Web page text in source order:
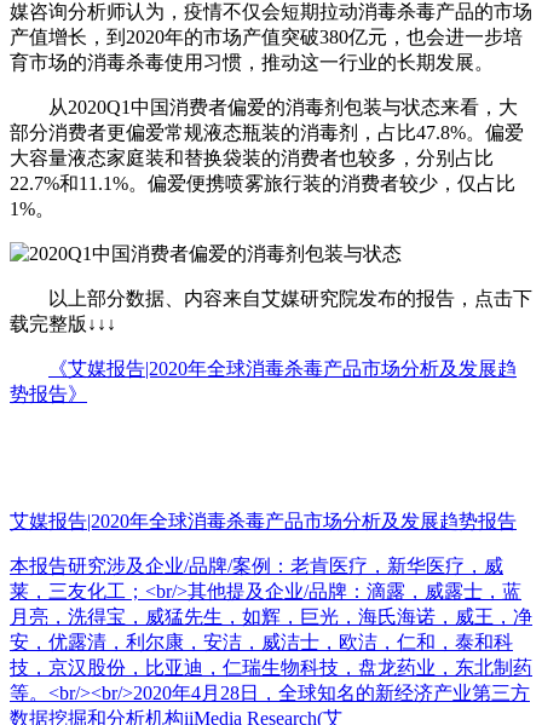
媒咨询分析师认为，疫情不仅会短期拉动消毒杀毒产品的市场
产值增长，到2020年的市场产值突破380亿元，也会进一步培
育市场的消毒杀毒使用习惯，推动这一行业的长期发展。
从2020Q1中国消费者偏爱的消毒剂包装与状态来看，大
部分消费者更偏爱常规液态瓶装的消毒剂，占比47.8%。偏爱
大容量液态家庭装和替换袋装的消费者也较多，分别占比
22.7%和11.1%。偏爱便携喷雾旅行装的消费者较少，仅占比
1%。
以上部分数据、内容来自艾媒研究院发布的报告，点击下
载完整版↓↓↓
《艾媒报告|2020年全球消毒杀毒产品市场分析及发展趋
势报告》
艾媒报告|2020年全球消毒杀毒产品市场分析及发展趋势报告
本报告研究涉及企业/品牌/案例：老肯医疗，新华医疗，威
莱，三友化工；<br/>其他提及企业/品牌：滴露，威露士，蓝
月亮，洗得宝，威猛先生，如辉，巨光，海氏海诺，威王，净
安，优露清，利尔康，安洁，威洁士，欧洁，仁和，泰和科
技，京汉股份，比亚迪，仁瑞生物科技，盘龙药业，东北制药
等。<br/><br/>2020年4月28日，全球知名的新经济产业第三方
数据挖掘和分析机构iiMedia Research(艾